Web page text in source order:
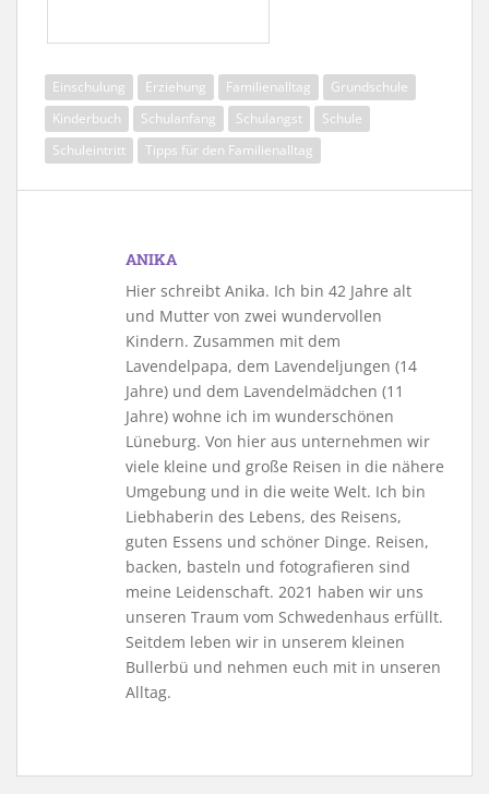
Einschulung Erziehung Familienalltag
Grundschule
Kinderbuch
Schulanfang Schulangst
Schule
Schuleintritt
Tipps für den Familienalltag
ANIKA
Hier schreibt Anika. Ich bin 42 Jahre alt
und Mutter von zwei wundervollen
Kindern. Zusammen mit dem
Lavendelpapa, dem Lavendeljungen (14
Jahre) und dem Lavendelmädchen (11
Jahre) wohne ich im wunderschönen
Lüneburg. Von hier aus unternehmen wir
viele kleine und große Reisen in die nähere
Umgebung und in die weite Welt. Ich bin
Liebhaberin des Lebens, des Reisens,
guten Essens und schöner Dinge. Reisen,
backen, basteln und fotografieren sind
meine Leidenschaft. 2021 haben wir uns
unseren Traum vom Schwedenhaus erfüllt.
Seitdem leben wir in unserem kleinen
Bullerbü und nehmen euch mit in unseren
Alltag.